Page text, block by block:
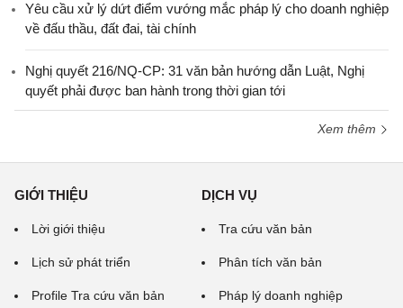
Yêu cầu xử lý dứt điểm vướng mắc pháp lý cho doanh nghiệp
về đấu thầu, đất đai, tài chính
Nghị quyết 216/NQ-CP: 31 văn bản hướng dẫn Luật, Nghị
quyết phải được ban hành trong thời gian tới
Xem thêm
GIỚI THIỆU
Lời giới thiệu
Lịch sử phát triển
Profile Tra cứu văn bản
DỊCH VỤ
Tra cứu văn bản
Phân tích văn bản
Pháp lý doanh nghiệp